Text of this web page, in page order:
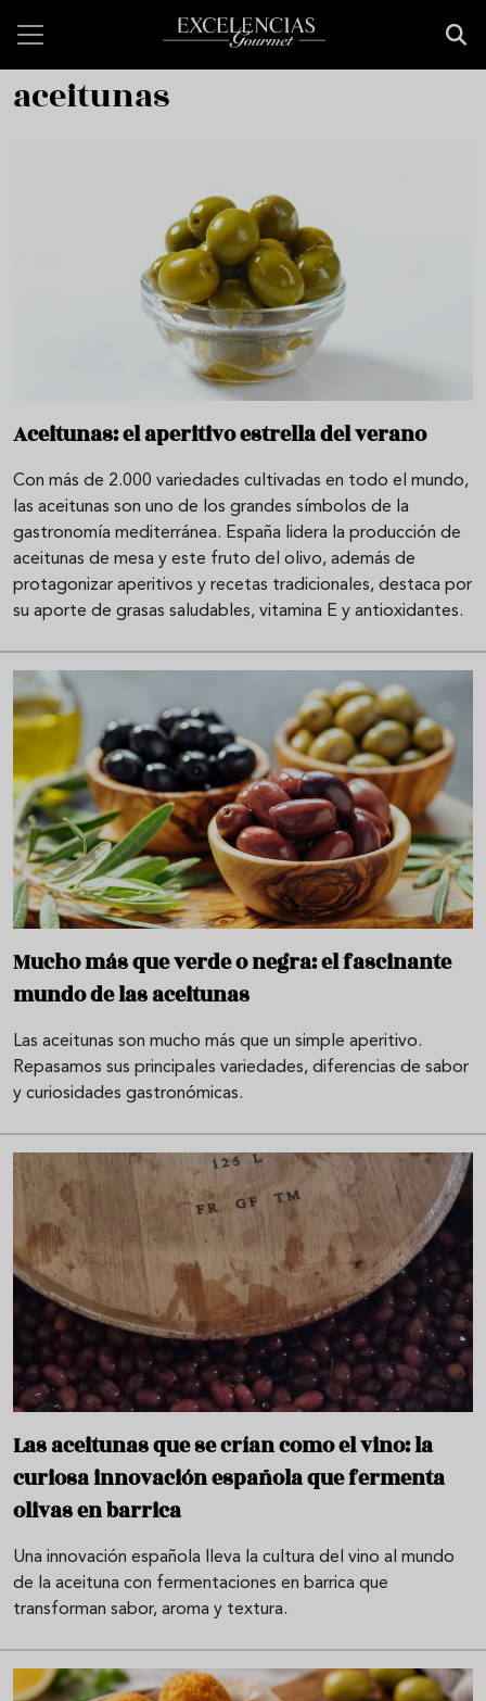
aceitunas
Aceitunas: el aperitivo estrella del verano
Con más de 2.000 variedades cultivadas en todo el mundo,
las aceitunas son uno de los grandes símbolos de la
gastronomía mediterránea. España lidera la producción de
aceitunas de mesa y este fruto del olivo, además de
protagonizar aperitivos y recetas tradicionales, destaca por
su aporte de grasas saludables, vitamina E y antioxidantes.
Mucho más que verde o negra: el fascinante
mundo de las aceitunas
Las aceitunas son mucho más que un simple aperitivo.
Repasamos sus principales variedades, diferencias de sabor
y curiosidades gastronómicas.
Las aceitunas que se crían como el vino: la
curiosa innovación española que fermenta
olivas en barrica
Una innovación española lleva la cultura del vino al mundo
de la aceituna con fermentaciones en barrica que
transforman sabor, aroma y textura.